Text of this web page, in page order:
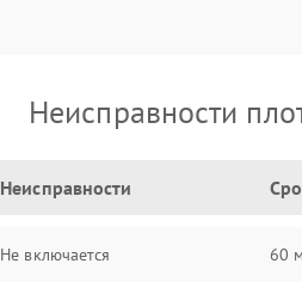
Неисправности
Неисправности
Не включается 60